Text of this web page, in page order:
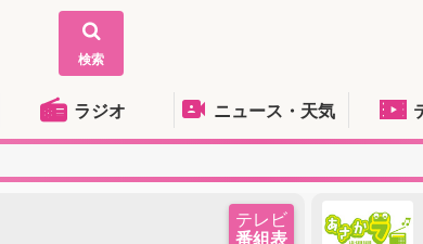
検索
ラジオ ニュース・天気
テレビ
番組表